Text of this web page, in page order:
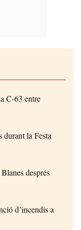
C-63 entre
durant la Festa
després
d’incendis a